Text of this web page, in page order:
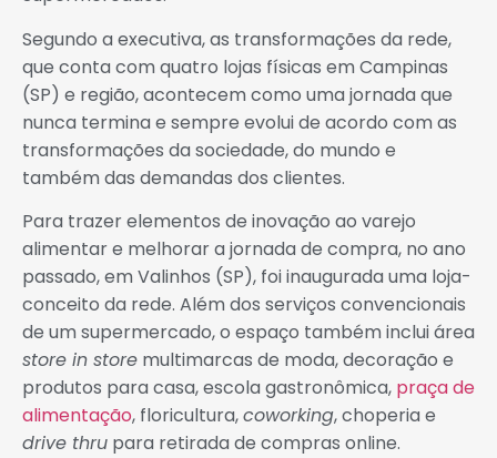
Segundo a executiva, as transformações da rede,
que conta com quatro lojas físicas em Campinas
(SP) e região, acontecem como uma jornada que
nunca termina e sempre evolui de acordo com as
transformações da sociedade, do mundo e
também das demandas dos clientes.
Para trazer elementos de inovação ao varejo
alimentar e melhorar a jornada de compra, no ano
passado, em Valinhos (SP), foi inaugurada uma loja-
conceito da rede. Além dos serviços convencionais
de um supermercado, o espaço também inclui área
store in store multimarcas de moda, decoração e
produtos para casa, escola gastronômica, praça de
alimentação, floricultura,coworking, choperia e
drive thru para retirada de compras online.